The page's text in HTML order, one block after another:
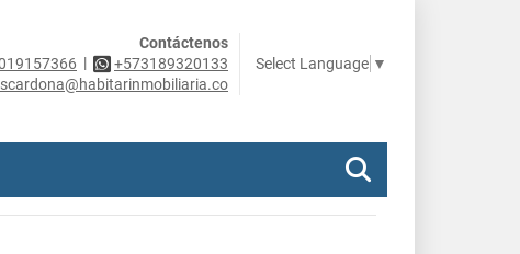
Contáctenos
|
+573189320133
scardona@habitarinmobiliaria.co
Select Language ▼